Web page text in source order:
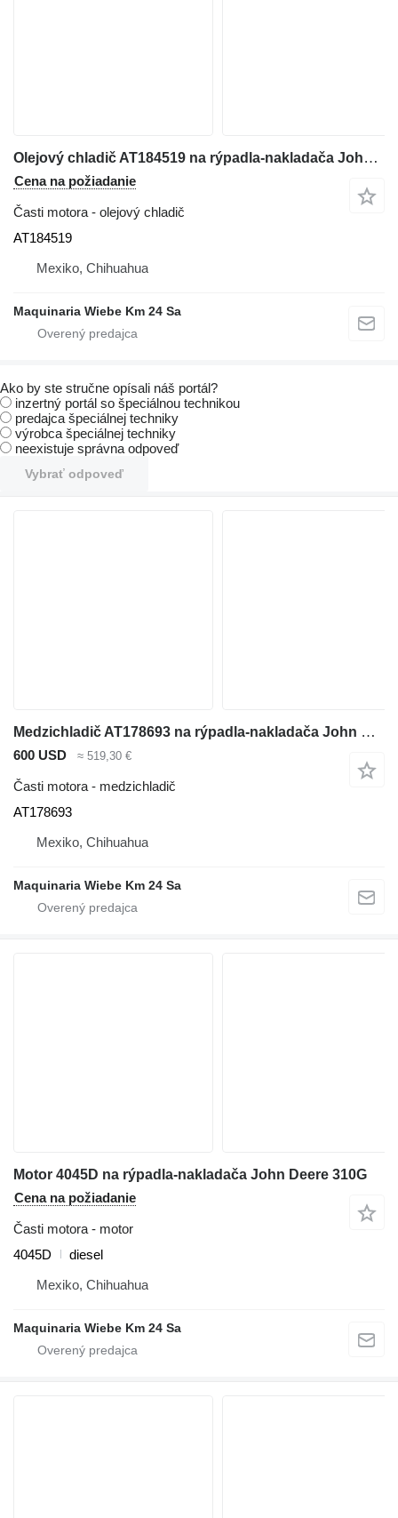
Olejový chladič AT184519 na rýpadla-nakladača John Deere 310G, 310SG, 315SG
Cena na požiadanie
Časti motora - olejový chladič
AT184519
Mexiko, Chihuahua
Maquinaria Wiebe Km 24 Sa
Ako by ste stručne opísali náš portál?
inzertný portál so špeciálnou technikou
predajca špeciálnej techniky
výrobca špeciálnej techniky
neexistuje správna odpoveď
Vybrať odpoveď
Medzichladič AT178693 na rýpadla-nakladača John Deere 310G
600 USD ≈ 519,30 €
Časti motora - medzichladič
AT178693
Mexiko, Chihuahua
Maquinaria Wiebe Km 24 Sa
Motor 4045D na rýpadla-nakladača John Deere 310G
Cena na požiadanie
Časti motora - motor
4045D
diesel
Mexiko, Chihuahua
Maquinaria Wiebe Km 24 Sa